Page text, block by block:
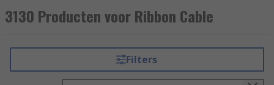
they form a wide flat cable resembling a piece of
ribbon.
Types of Ribbon Cable
3130 Producten voor Ribbon Cable
Filters